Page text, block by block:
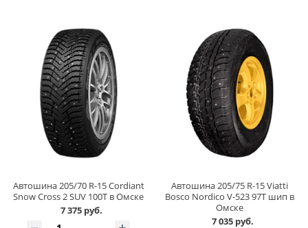
Автошина 205/70 R-15 Cordiant
Snow Cross 2 SUV 100T в Омске
7 375 руб.
Автошина 205/75 R-15 Viatti
Bosco Nordico V-523 97T шип в
Омске
7 035 руб.